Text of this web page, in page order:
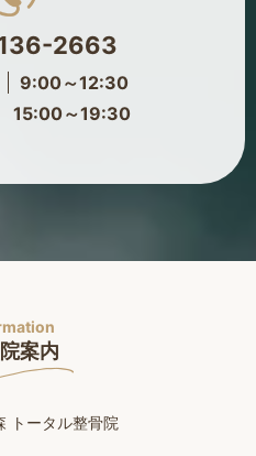
2663
9:00～12:30
19:30
案内
トータル整骨院